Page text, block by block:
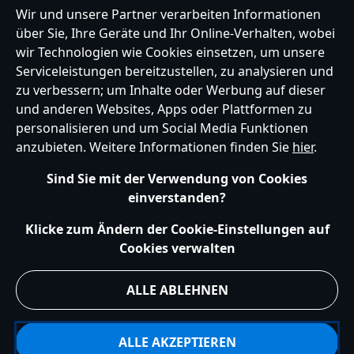
Germany
Richtlinien für Cookies
EU Datenschutzhinweis
Impressum
Allgemeine Verkaufsbedingungen
Accessibility
Wir und unsere Partner verarbeiten Informationen
über Sie, Ihre Geräte und Ihr Online-Verhalten, wobei
wir Technologien wie Cookies einsetzen, um unsere
Serviceleistungen bereitzustellen, zu analysieren und
zu verbessern; um Inhalte oder Werbung auf dieser
und anderen Websites, Apps oder Plattformen zu
personalisieren und um Social Media Funktionen
anzubieten. Weitere Informationen finden Sie hier.
Sind Sie mit der Verwendung von Cookies
einverstanden?
Klicke zum Ändern der Cookie-Einstellungen auf
Cookies verwalten
ALLE ABLEHNEN
ALLE AKZEPTIEREN